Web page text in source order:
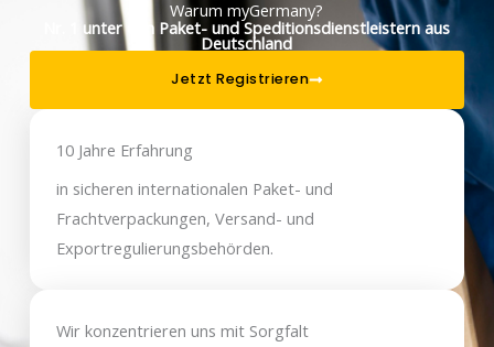
10 Jahre Erfahrung
in sicheren internationalen Paket- und
Frachtverpackungen, Versand- und
Exportregulierungsbehörden.
Wir konzentrieren uns mit Sorgfalt
Warum myGermany?
Nr. 1 unter den Paket- und Speditionsdienstleistern aus
Deutschland
Jetzt Registrieren